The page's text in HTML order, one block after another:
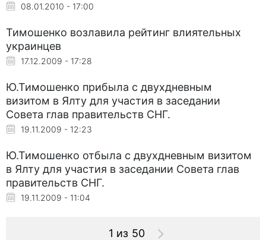
08.01.2010 - 17:00
Тимошенко возлавила рейтинг влиятельных
украинцев
17.12.2009 - 17:28
Ю.Тимошенко прибыла с двухдневным
визитом в Ялту для участия в заседании
Совета глав правительств СНГ.
19.11.2009 - 12:23
Ю.Тимошенко отбыла с двухдневным визитом
в Ялту для участия в заседании Совета глав
правительств СНГ.
19.11.2009 - 11:04
1 из 50